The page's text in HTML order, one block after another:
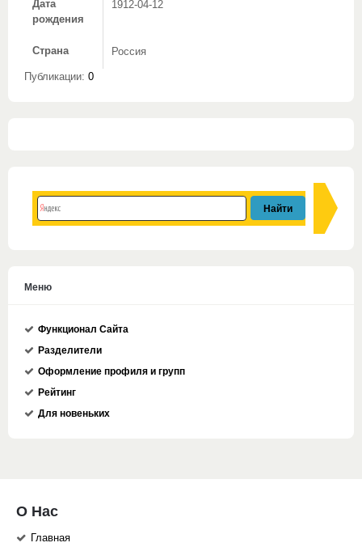
Дата
рождения
1912-04-12
Страна Россия
Публикации: 0
Меню
Функционал Сайта
Разделители
Оформление профиля и групп
Рейтинг
Для новеньких
О Нас
Главная